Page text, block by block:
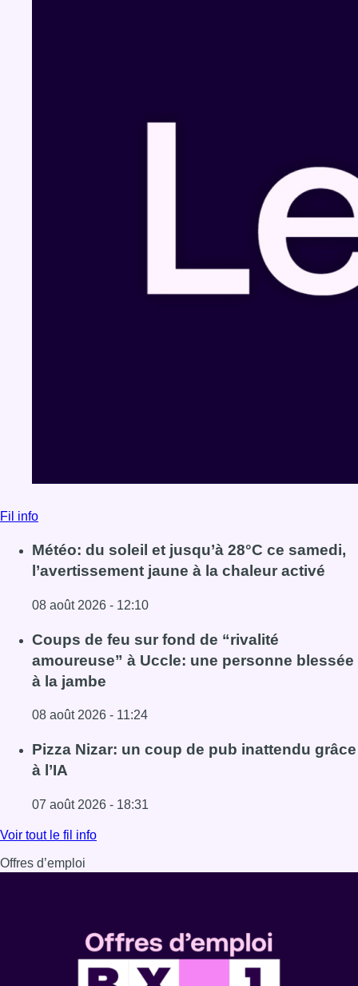
Fil info
Météo: du soleil et jusqu’à 28°C ce samedi,
l’avertissement jaune à la chaleur activé
08 août 2026 - 12:10
Lire l'article Météo: du soleil et jusqu’à 28°C ce samedi,
Coups de feu sur fond de “rivalité
amoureuse” à Uccle: une personne blessée
à la jambe
08 août 2026 - 11:24
Lire l'article Coups de feu sur fond de “rivalité
Pizza Nizar: un coup de pub inattendu grâce
à l’IA
07 août 2026 - 18:31
Lire l'article Pizza Nizar: un coup de pub inattendu grâce
Voir tout le fil info
Offres d’emploi